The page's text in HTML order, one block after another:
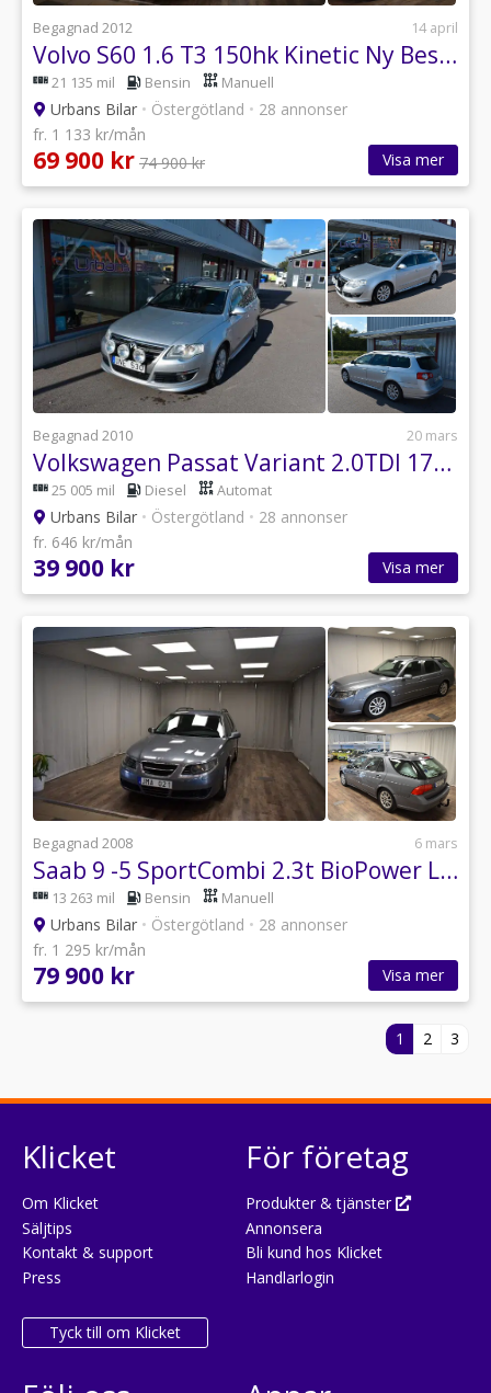
Begagnad 2012 14 april
Volvo S60 1.6 T3 150hk Kinetic Ny Besiktad 3,99%.
21 135 mil Bensin Manuell
Urbans Bilar • Östergötland • 28 annonser
fr. 1 133 kr/mån
69 900 kr 74 900 kr Visa mer
Begagnad 2010 20 mars
Volkswagen Passat Variant 2.0TDI 170hk 4Mot Auto Sportline Ny Besiktad
25 005 mil Diesel Automat
Urbans Bilar • Östergötland • 28 annonser
fr. 646 kr/mån
39 900 kr Visa mer
Begagnad 2008 6 mars
Saab 9 -5 SportCombi 2.3t BioPower Linear PDC
13 263 mil Bensin Manuell
Urbans Bilar • Östergötland • 28 annonser
fr. 1 295 kr/mån
79 900 kr Visa mer
1 2 3
Klicket
Om Klicket
Säljtips
Kontakt & support
Press
Tyck till om Klicket
För företag
Produkter & tjänster
Annonsera
Bli kund hos Klicket
Handlarlogin